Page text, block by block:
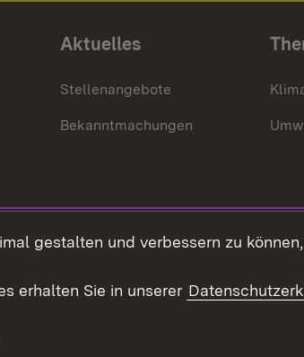
Aktuelles
Stellenangebote
Bekanntmachungen
gestalten und verbessern zu
erhalten Sie in unserer